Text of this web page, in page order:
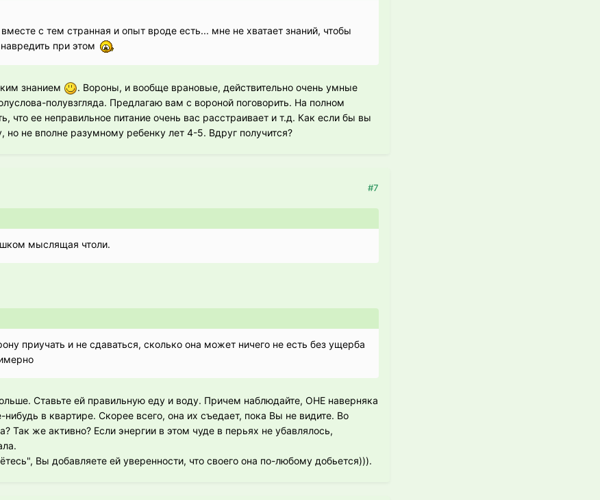
с тем странная и опыт вроде есть... мне не хватает знаний, чтобы
при этом
знанием
. Вороны, и вообще врановые, действительно очень умные
полувзгляда. Предлагаю вам с вороной поговорить. На полном
что ее неправильное питание очень вас расстраивает и т.д. Как если бы вы
не вполне разумному ребенку лет 4-5. Вдруг получится?
#7
мыслящая чтоли.
приучать и не сдаваться, сколько она может ничего не есть без ущерба
Ставьте ей правильную еду и воду. Причем наблюдайте, ОНЕ наверняка
в квартире. Скорее всего, она их съедает, пока Вы не видите. Во
Так же активно? Если энергии в этом чуде в перьях не убавлялось,
Вы добавляете ей уверенности, что своего она по-любому добьется))).